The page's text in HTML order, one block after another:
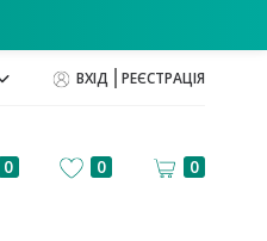
ВХІД РЕЄСТРАЦІЯ
0 0 0